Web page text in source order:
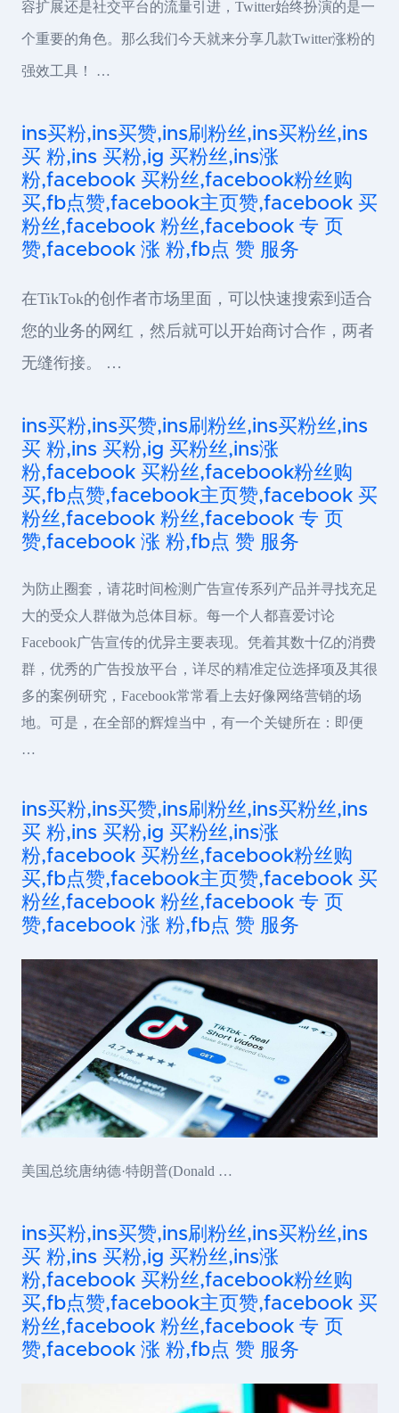
容扩展还是社交平台的流量引进，Twitter始终扮演的是一
个重要的角色。那么我们今天就来分享几款Twitter涨粉的
强效工具！ …
ins买粉,ins买赞,ins刷粉丝,ins买粉丝,ins
买 粉,ins 买粉,ig 买粉丝,ins涨
粉,facebook 买粉丝,facebook粉丝购
买,fb点赞,facebook主页赞,facebook 买
粉丝,facebook 粉丝,facebook 专 页
赞,facebook 涨 粉,fb点 赞 服务
在TikTok的创作者市场里面，可以快速搜索到适合
您的业务的网红，然后就可以开始商讨合作，两者
无缝衔接。 …
ins买粉,ins买赞,ins刷粉丝,ins买粉丝,ins
买 粉,ins 买粉,ig 买粉丝,ins涨
粉,facebook 买粉丝,facebook粉丝购
买,fb点赞,facebook主页赞,facebook 买
粉丝,facebook 粉丝,facebook 专 页
赞,facebook 涨 粉,fb点 赞 服务
为防止圈套，请花时间检测广告宣传系列产品并寻找充足
大的受众人群做为总体目标。每一个人都喜爱讨论
Facebook广告宣传的优异主要表现。凭着其数十亿的消费
群，优秀的广告投放平台，详尽的精准定位选择项及其很
多的案例研究，Facebook常常看上去好像网络营销的场
地。可是，在全部的辉煌当中，有一个关键所在：即便
…
ins买粉,ins买赞,ins刷粉丝,ins买粉丝,ins
买 粉,ins 买粉,ig 买粉丝,ins涨
粉,facebook 买粉丝,facebook粉丝购
买,fb点赞,facebook主页赞,facebook 买
粉丝,facebook 粉丝,facebook 专 页
赞,facebook 涨 粉,fb点 赞 服务
美国总统唐纳德·特朗普(Donald …
ins买粉,ins买赞,ins刷粉丝,ins买粉丝,ins
买 粉,ins 买粉,ig 买粉丝,ins涨
粉,facebook 买粉丝,facebook粉丝购
买,fb点赞,facebook主页赞,facebook 买
粉丝,facebook 粉丝,facebook 专 页
赞,facebook 涨 粉,fb点 赞 服务